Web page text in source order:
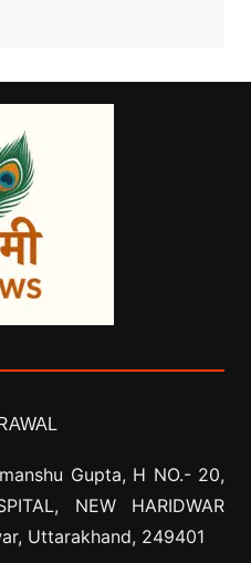
Gupta, H NO.- 20,
NEW HARIDWAR
Uttarakhand, 249401